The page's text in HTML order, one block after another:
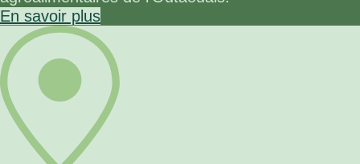
En savoir plus